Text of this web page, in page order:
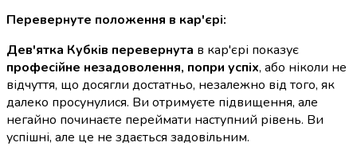
Перевернуте положення в кар'єрі:
Дев'ятка Кубків перевернута в кар'єрі показує
професійне незадоволення, попри успіх, або ніколи не
відчуття, що досягли достатньо, незалежно від того, як
далеко просунулися. Ви отримуєте підвищення, але
негайно починаєте переймати наступний рівень. Ви
успішні, але це не здається задовільним.